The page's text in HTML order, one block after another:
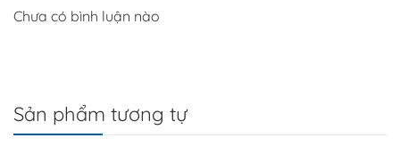
Chưa có bình luận nào
Sản phẩm tương tự